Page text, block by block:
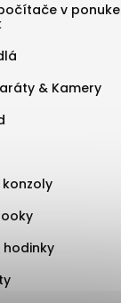
v ponuke
& Kamery
konzoly
hodinky